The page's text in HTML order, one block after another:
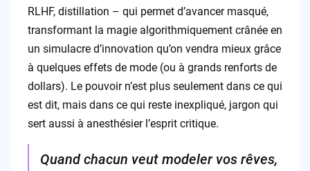
RLHF, distillation – qui permet d’avancer masqué,
transformant la magie algorithmiquement crânée en
un simulacre d’innovation qu’on vendra mieux grâce
à quelques effets de mode (ou à grands renforts de
dollars). Le pouvoir n’est plus seulement dans ce qui
est dit, mais dans ce qui reste inexpliqué, jargon qui
sert aussi à anesthésier l’esprit critique.
Quand chacun veut modeler vos rêves,